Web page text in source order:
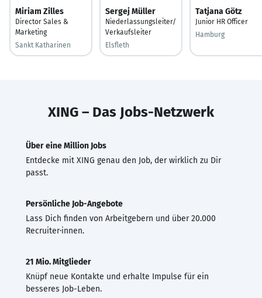
Miriam Zilles
Director Sales &
Marketing
Sankt Katharinen
Sergej Müller
Niederlassungsleiter/
Verkaufsleiter
Elsfleth
Tatjana Götz
Junior HR Officer
Hamburg
XING – Das Jobs-Netzwerk
Über eine Million Jobs
Entdecke mit XING genau den Job, der wirklich zu Dir
passt.
Persönliche Job-Angebote
Lass Dich finden von Arbeitgebern und über 20.000
Recruiter·innen.
21 Mio. Mitglieder
Knüpf neue Kontakte und erhalte Impulse für ein
besseres Job-Leben.